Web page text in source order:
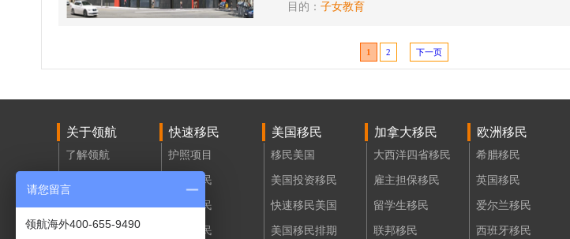
目的： 子女教育
1 2 下一页
关于领航
了解领航
领航招聘
联系我们
快速移民
护照项目
投资移民
购房移民
创业移民
美国移民
移民美国
美国投资移民
快速移民美国
美国移民排期
加拿大移民
大西洋四省移民
雇主担保移民
留学生移民
联邦移民
欧洲移民
希腊移民
英国移民
爱尔兰移民
西班牙移民
请您留言
领航海外400-655-9490